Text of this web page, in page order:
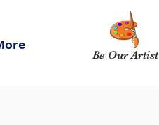
Be Our Artist